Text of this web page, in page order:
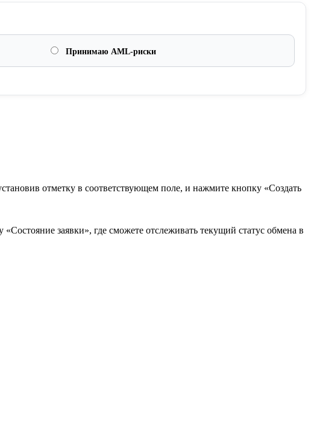
Принимаю AML-риски
отметку в соответствующем поле, и нажмите кнопку «Создать
заявки», где сможете отслеживать текущий статус обмена в